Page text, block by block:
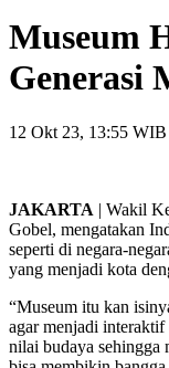
Museum
Generasi
12 Okt 23, 13:55 WIB
JAKARTA | Wakil
Gobel, mengatakan
seperti di negara-
yang menjadi kota
“Museum itu kan
agar menjadi
nilai budaya sehingga